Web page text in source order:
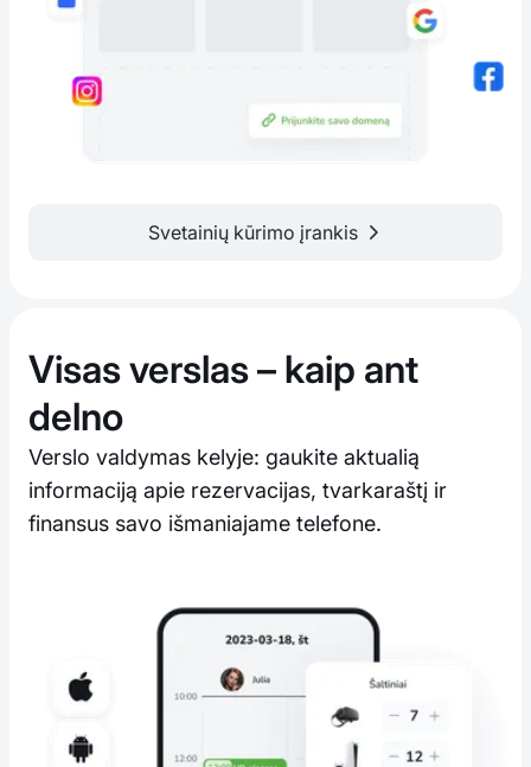
Svetainių kūrimo įrankis
Visas verslas – kaip ant
delno
Verslo valdymas kelyje: gaukite aktualią
informaciją apie rezervacijas, tvarkaraštį ir
finansus savo išmaniajame telefone.